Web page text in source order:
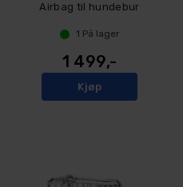
Airbag til hundebur
1 På lager
1 499,-
Kjøp